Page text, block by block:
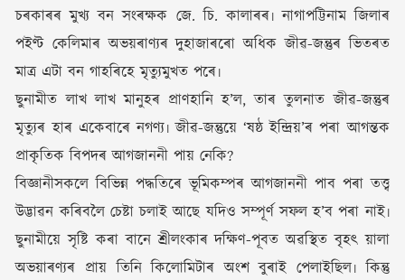
চৰকাৰৰ মুখ্য বন সংৰক্ষক জে. চি. কালাৰৰ৷ নাগাপট্টিনাম জিলাৰ
পইণ্ট কেলিমাৰ অভয়ৰাণ্যৰ দুহাজাৰৰো অধিক জীৱ-জন্তুৰ ভিতৰত
মাত্ৰ এটা বন গাহৰিহে মৃত্যুমুখত পৰে৷
ছুনামীত লাখ লাখ মানুহৰ প্ৰাণহানি হ’ল, তাৰ তুলনাত জীৱ-জন্তুৰ
মৃত্যুৰ হাৰ একেবাৰে নগণ্য৷ জীৱ-জন্তুয়ে ‘ষষ্ঠ ইন্দ্ৰিয়’ৰ পৰা আগন্তক
প্ৰাকৃতিক বিপদৰ আগজাননী পায় নেকি?
বিজ্ঞানীসকলে বিভিন্ন পদ্ধতিৰে ভূমিকম্পৰ আগজাননী পাব পৰা তত্ত্ব
উদ্ভাৱন কৰিবলৈ চেষ্টা চলাই আছে যদিও সম্পূৰ্ণ সফল হ’ব পৰা নাই৷
ছুনামীয়ে সৃষ্টি কৰা বানে শ্ৰীলংকাৰ দক্ষিণ-পূবত অৱস্থিত বৃহৎ য়ালা
অভয়াৰণ্যৰ প্ৰায় তিনি কিলোমিটাৰ অংশ বুৰাই পেলাইছিল৷ কিন্তু